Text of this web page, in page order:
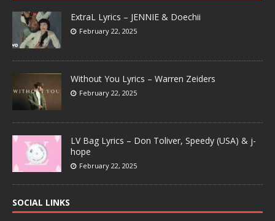
ExtraL Lyrics – JENNIE & Doechii
February 22, 2025
Without You Lyrics – Warren Zeiders
February 22, 2025
LV Bag Lyrics – Don Toliver, Speedy (USA) & j-
hope
February 22, 2025
SOCIAL LINKS